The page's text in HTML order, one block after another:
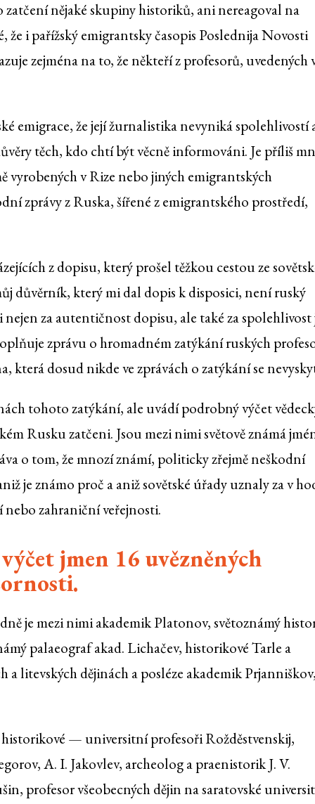
nějaké skupiny historiků, ani nereagoval na
i pařížský emigrantsky časopis Poslednija Novosti
zejména na to, že někteří z profesorů, uvedených
emigrace, že její žurnalistika nevyniká spolehlivostí
těch, kdo chtí být věcně informováni. Je příliš
vyrobených v Rize nebo jiných emigrantských
zprávy z Ruska, šířené z emigrantského prostředí,
z dopisu, který prošel těžkou cestou ze
důvěrník, který mi dal dopis k disposici, není ruský
za autentičnost dopisu, ale také za spolehlivost
zprávu o hromadném zatýkání ruských
která dosud nikde ve zprávách o zatýkání se
tohoto zatýkání, ale uvádí podrobný výčet
Rusku zatčeni. Jsou mezi nimi světově známá
o tom, že mnozí známí, politicky zřejmě neškodní
je známo proč a aniž sovětské úřady uznaly za v
nebo zahraniční veřejnosti.
jmen 16 uvězněných
je mezi nimi akademik Platonov, světoznámý
palaeograf akad. Lichačev, historikové Tarle a
litevských dějinách a posléze akademik Prjanniškov,
— universitní profesoři Rožděstvenskij,
A. I. Jakovlev, archeolog a praenistorik J. V.
profesor všeobecných dějin na saratovské